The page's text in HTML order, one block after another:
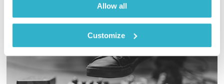
Allow all
Customize